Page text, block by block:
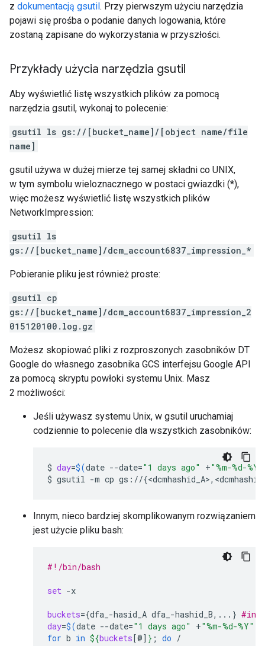
z dokumentacją gsutil. Przy pierwszym użyciu narzędzia
pojawi się prośba o podanie danych logowania, które
zostaną zapisane do wykorzystania w przyszłości.
Przykłady użycia narzędzia gsutil
Aby wyświetlić listę wszystkich plików za pomocą
narzędzia gsutil, wykonaj to polecenie:
gsutil ls gs://[bucket_name]/[object name/file
name]
gsutil używa w dużej mierze tej samej składni co UNIX,
w tym symbolu wieloznacznego w postaci gwiazdki (*),
więc możesz wyświetlić listę wszystkich plików
NetworkImpression:
gsutil ls
gs://[bucket_name]/dcm_account6837_impression_*
Pobieranie pliku jest również proste:
gsutil cp
gs://[bucket_name]/dcm_account6837_impression_2
015120100.log.gz
Możesz skopiować pliki z rozproszonych zasobników DT
Google do własnego zasobnika GCS interfejsu Google API
za pomocą skryptu powłoki systemu Unix. Masz
2 możliwości:
Jeśli używasz systemu Unix, w gsutil uruchamiaj
codziennie to polecenie dla wszystkich zasobników:
$ day=$(date --date="1 days ago" +"%m-%d-%Y"
$ gsutil -m cp gs://{
Innym, nieco bardziej skomplikowanym rozwiązaniem
jest użycie pliku bash:
#!/bin/bash
set -x
buckets={dfa_-hasid_A dfa_-hashid_B,... }
day=$(date --date="1 days ago" +"%m-%d-%Y"
for b in ${buckets[@] } ; do